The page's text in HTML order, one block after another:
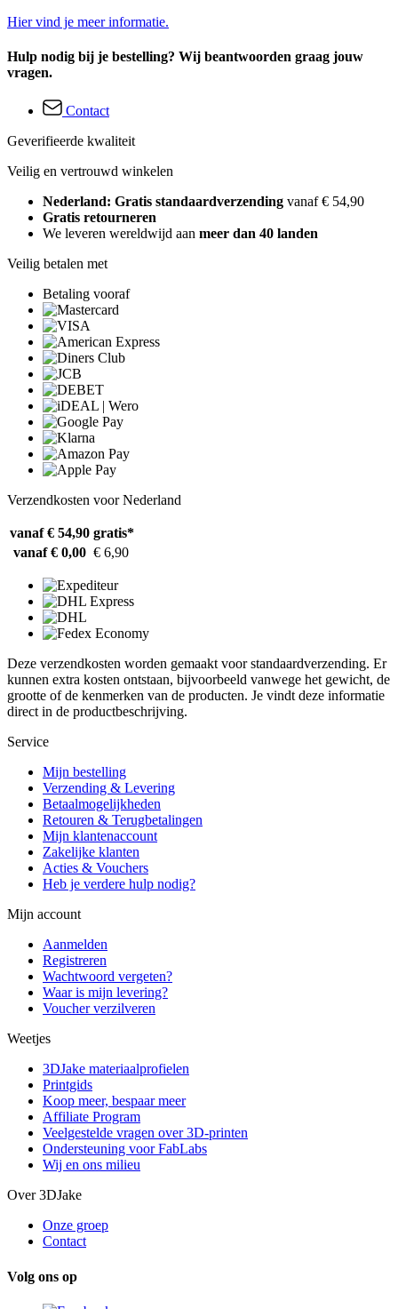
Hier vind je meer informatie.
Hulp nodig bij je bestelling? Wij beantwoorden graag jouw
vragen.
Contact
Geverifieerde kwaliteit
Veilig en vertrouwd winkelen
Nederland: Gratis standaardverzending vanaf € 54,90
Gratis retourneren
We leveren wereldwijd aan meer dan 40 landen
Veilig betalen met
Betaling vooraf
Verzendkosten voor Nederland
vanaf € 54,90 gratis*
vanaf € 0,00 € 6,90
Deze verzendkosten worden gemaakt voor standaardverzending. Er
kunnen extra kosten ontstaan, bijvoorbeeld vanwege het gewicht, de
grootte of de kenmerken van de producten. Je vindt deze informatie
direct in de productbeschrijving.
Service
Mijn bestelling
Verzending & Levering
Betaalmogelijkheden
Retouren & Terugbetalingen
Mijn klantenaccount
Zakelijke klanten
Acties & Vouchers
Heb je verdere hulp nodig?
Mijn account
Aanmelden
Registreren
Wachtwoord vergeten?
Waar is mijn levering?
Voucher verzilveren
Weetjes
3DJake materiaalprofielen
Printgids
Koop meer, bespaar meer
Affiliate Program
Veelgestelde vragen over 3D-printen
Ondersteuning voor FabLabs
Wij en ons milieu
Over 3DJake
Onze groep
Contact
Volg ons op